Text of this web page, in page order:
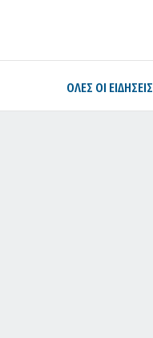
ΌΛΕΣ ΟΙ ΕΙΔΉΣΕΙΣ